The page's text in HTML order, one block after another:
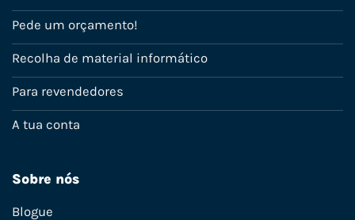
Pede um orçamento!
Recolha de material informático
Para revendedores
A tua conta
Sobre nós
Blogue